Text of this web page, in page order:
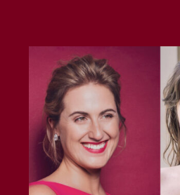
Smola
Förderpreis
2026